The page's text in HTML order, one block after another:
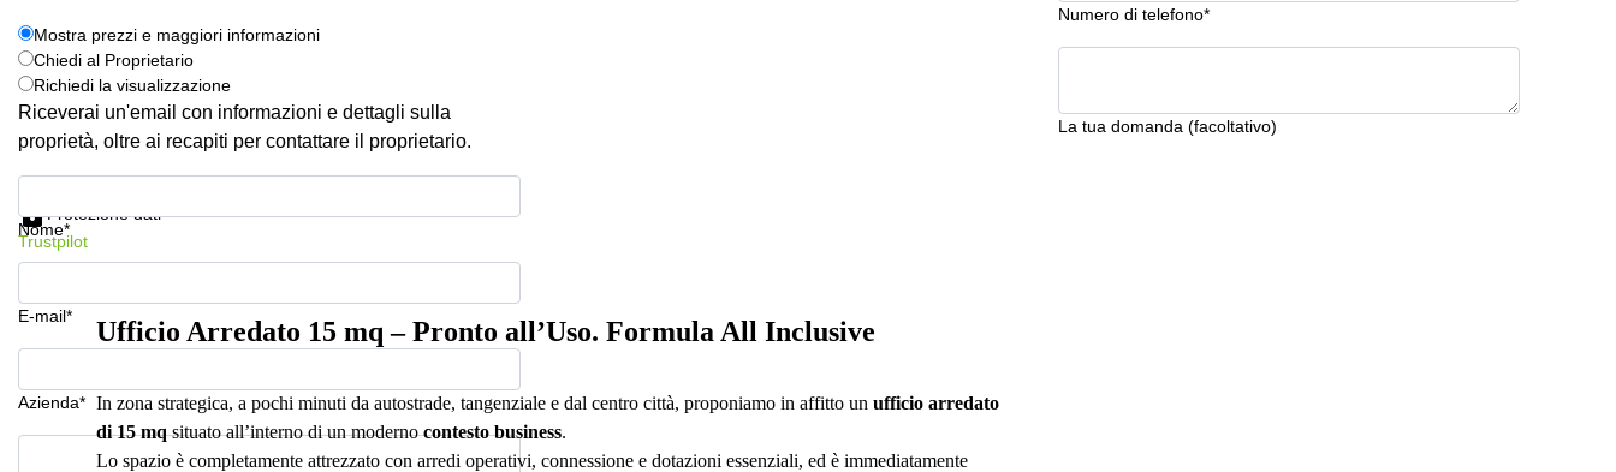
Numero di telefono*
La tua domanda (facoltativo)
Mostra prezzi e maggiori informazioni
Chiedi al Proprietario
Richiedi la visualizzazione
Riceverai un'email con informazioni e dettagli sulla
proprietà, oltre ai recapiti per contattare il proprietario.
Nome*
E-mail*
Azienda*
Protezione dati
Trustpilot
Ufficio Arredato 15 mq – Pronto all’Uso. Formula All Inclusive
In zona strategica, a pochi minuti da autostrade, tangenziale e dal centro città, proponiamo in affitto un ufficio arredato
di 15 mqsituato all’interno di un modernocontesto business.
Lo spazio è completamente attrezzato con arredi operativi, connessione e dotazioni essenziali, ed è immediatamente